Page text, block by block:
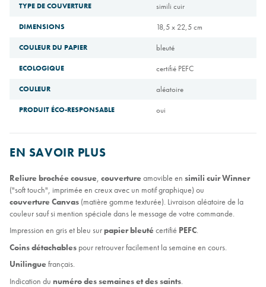
TYPE DE COUVERTURE simili cuir
DIMENSIONS 18,5 x 22,5 cm
COULEUR DU PAPIER bleuté
ECOLOGIQUE certifié PEFC
COULEUR aléatoire
PRODUIT ÉCO-RESPONSABLE oui
EN SAVOIR PLUS
Reliure brochée cousue couvertureamovible en simili cuir Winner
("soft touch", imprimée en creux avec un motif graphique) ou
couvertureCanvas (matière gomme texturée). Livraison aléatoire de la
couleur sauf si mention spéciale dans le message de votre commande.
Impression en gris et bleu surpapier bleutécertifié PEFC.
Coins détachables pour retrouver facilement la semaine en cours.
Unilinguefrançais.
Indication du numéro des semaines et des saints.